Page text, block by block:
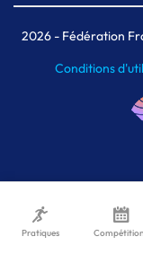
2026- Fédération
Conditions
Pratiques